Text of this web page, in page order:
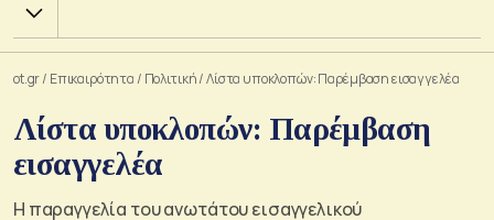
Χ.Α.
ot.gr/ Επικαιρότητα / Πολιτική/Λίστα υποκλοπών: Παρέμβαση εισαγγελέα
Λίστα υποκλοπών: Παρέμβαση
εισαγγελέα
Η παραγγελία του ανωτάτου εισαγγελικού